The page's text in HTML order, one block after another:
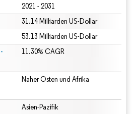
2021 - 2031
31.14 Milliarden US-Dollar
53.13 Milliarden US-Dollar
11.30% CAGR
Naher Osten und Afrika
Asien-Pazifik